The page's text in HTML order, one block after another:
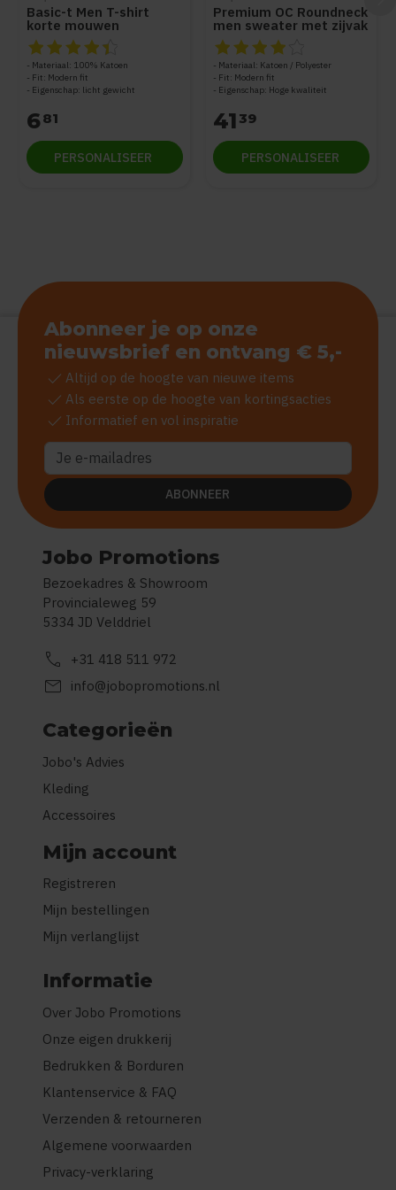
Basic-t Men T-shirt
korte mouwen
De beoordeling van dit product is 4.5 van de 5
Materiaal: 100% Katoen
Fit: Modern fit
Eigenschap: licht gewicht
681
PERSONALISEER
Premium OC Roundneck
men sweater met zijvak
De beoordeling van dit
Materiaal: Katoen / Polyester
Fit: Modern fit
Eigenschap: Hoge kwaliteit
41 39
PERSONALISEER
Jobo Promotions
Bezoekadres & Showroom
Provincialeweg 59
5334 JD Velddriel
call +31 418 511 972
mail info@jobopromotions.nl
Categorieën
Jobo's Advies
Kleding
Accessoires
Mijn account
Registreren
Mijn bestellingen
Mijn verlanglijst
Informatie
Over Jobo Promotions
Onze eigen drukkerij
Bedrukken & Borduren
Klantenservice & FAQ
Verzenden & retourneren
Algemene voorwaarden
Privacy-verklaring
Abonneer je op onze
nieuwsbrief en ontvang € 5,-
check Altijd op de hoogte van nieuwe items
check Als eerste op de hoogte van kortingsacties
check Informatief en vol inspiratie
ABONNEER